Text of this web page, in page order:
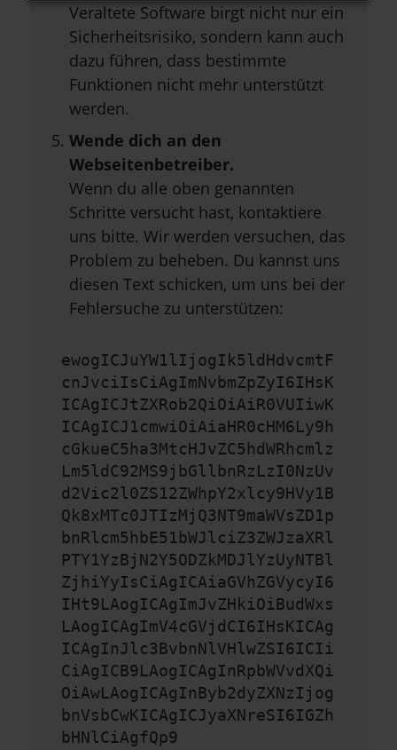
Veraltete Software birgt nicht nur ein
Sicherheitsrisiko, sondern kann auch
dazu führen, dass bestimmte
Funktionen nicht mehr unterstützt
werden.
Wende dich an den
Webseitenbetreiber.
Wenn du alle oben genannten
Schritte versucht hast, kontaktiere
uns bitte. Wir werden versuchen, das
Problem zu beheben. Du kannst uns
diesen Text schicken, um uns bei der
Fehlersuche zu unterstützen:
ewogICJuYW1lIjogIk5ldHdvcmtF
cnJvciIsCiAgImNvbmZpZyI6IHsK
ICAgICJtZXRob2QiOiAiR0VUIiwK
ICAgICJ1cmwiOiAiaHR0cHM6Ly9h
cGkueC5ha3MtcHJvZC5hdWRhcmlz
Lm5ldC92MS9jbGllbnRzLzI0NzUv
d2Vic2l0ZS12ZWhpY2xlcy9HVy1B
Qk8xMTc0JTIzMjQ3NT9maWVsZD1p
bnRlcm5hbE51bWJlciZ3ZWJzaXRl
PTY1YzBjN2Y5ODZkMDJlYzUyNTBl
ZjhiYyIsCiAgICAiaGVhZGVycyI6
IHt9LAogICAgImJvZHkiOiBudWxs
LAogICAgImV4cGVjdCI6IHsKICAg
ICAgInJlc3BvbnNlVHlwZSI6ICIi
CiAgICB9LAogICAgInRpbWVvdXQi
OiAwLAogICAgInByb2dyZXNzIjog
bnVsbCwKICAgICJyaXNreSI6IGZh
bHNlCiAgfQp9